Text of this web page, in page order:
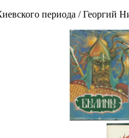
периода / Георгий